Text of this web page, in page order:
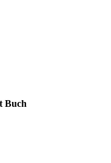
Buch